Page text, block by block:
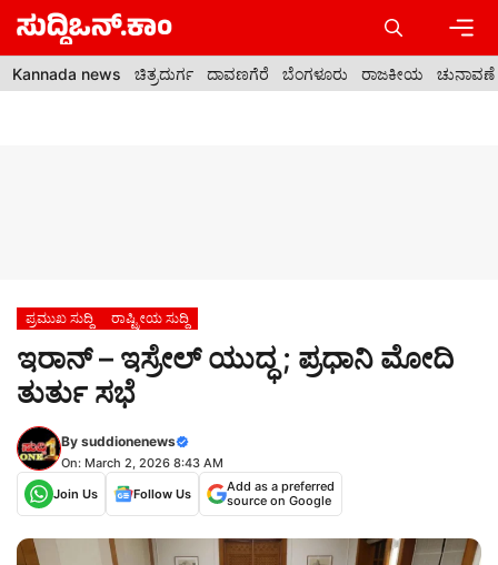
Skip
content
Kannada news ಚಿತ್ರದುರ್ಗ ದಾವಣಗೆರೆ ಬೆಂಗಳೂರು ರಾಜಕೀಯ ಚುನಾವಣೆ
ಪ್ರಮುಖ ಸುದ್ದಿ ರಾಷ್ಟ್ರೀಯ ಸುದ್ದಿ
ಇರಾನ್ – ಇಸ್ರೇಲ್ ಯುದ್ಧ ; ಪ್ರಧಾನಿ ಮೋದಿ
ತುರ್ತು ಸಭೆ
By suddionenews
On: March 2, 2026 8:43 AM
Join Us
Follow Us
Add as a preferred
source on Google